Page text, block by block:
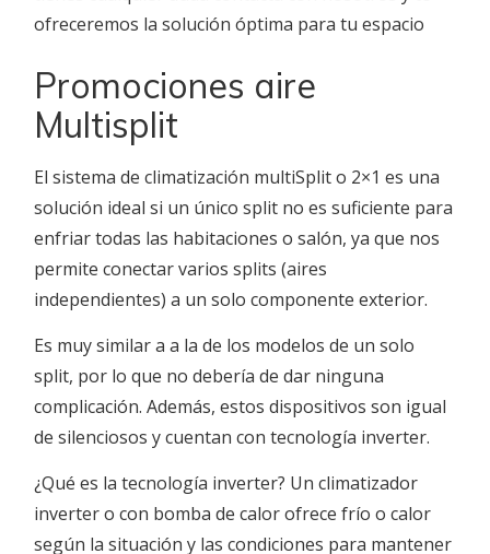
ofreceremos la solución óptima para tu espacio
Promociones aire
Multisplit
El sistema de climatización multiSplit o 2×1 es una
solución ideal si un único split no es suficiente para
enfriar todas las habitaciones o salón, ya que nos
permite conectar varios splits (aires
independientes) a un solo componente exterior.
Es muy similar a a la de los modelos de un solo
split, por lo que no debería de dar ninguna
complicación. Además, estos dispositivos son igual
de silenciosos y cuentan con tecnología inverter.
¿Qué es la tecnología inverter? Un climatizador
inverter o con bomba de calor ofrece frío o calor
según la situación y las condiciones para mantener